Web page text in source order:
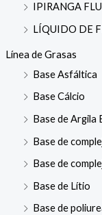
IPIRANGA
LÍQUIDO DE
Línea de Grasas
Base Asfáltica
Base Cálcio
Base de Argila
Base de
Base de
Base de Lítio
Base de